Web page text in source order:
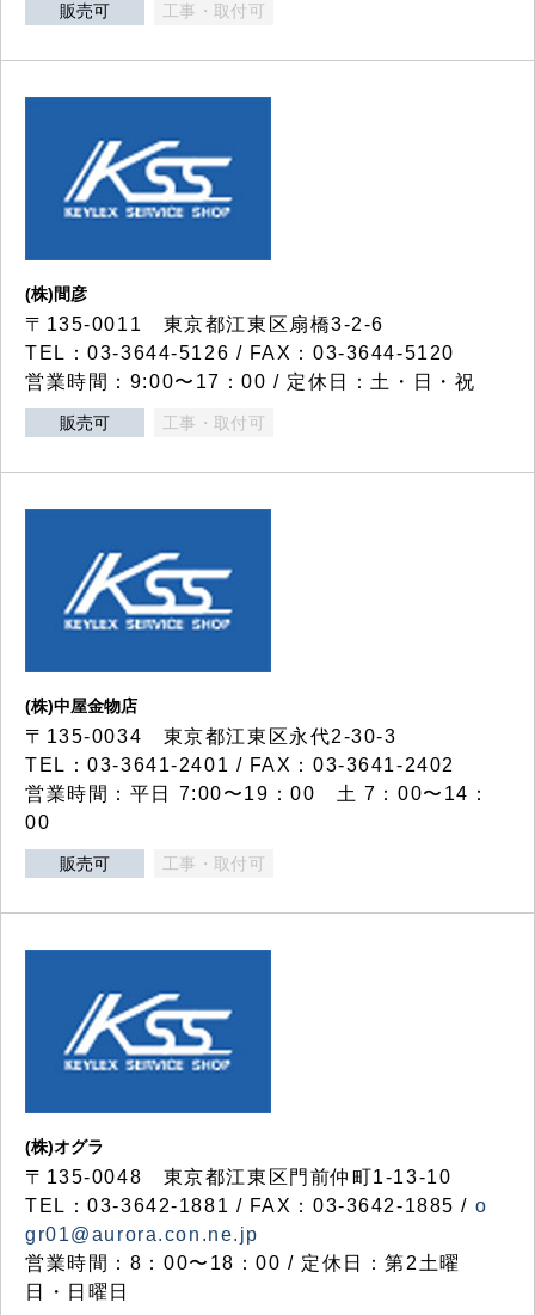
販売可 工事・取付可
(株)間彦
〒135-0011 東京都江東区扇橋3-2-6
TEL：03-3644-5126 / FAX：03-3644-5120
営業時間：9:00〜17：00 / 定休日：土・日・祝
販売可 工事・取付可
(株)中屋金物店
〒135-0034 東京都江東区永代2-30-3
TEL：03-3641-2401 / FAX：03-3641-2402
営業時間：平日 7:00〜19：00 土 7：00〜14：
00
販売可 工事・取付可
(株)オグラ
〒135-0048 東京都江東区門前仲町1-13-10
TEL：03-3642-1881 / FAX：03-3642-1885 / o
gr01@aurora.con.ne.jp
営業時間：8：00〜18：00 / 定休日：第2土曜
日・日曜日